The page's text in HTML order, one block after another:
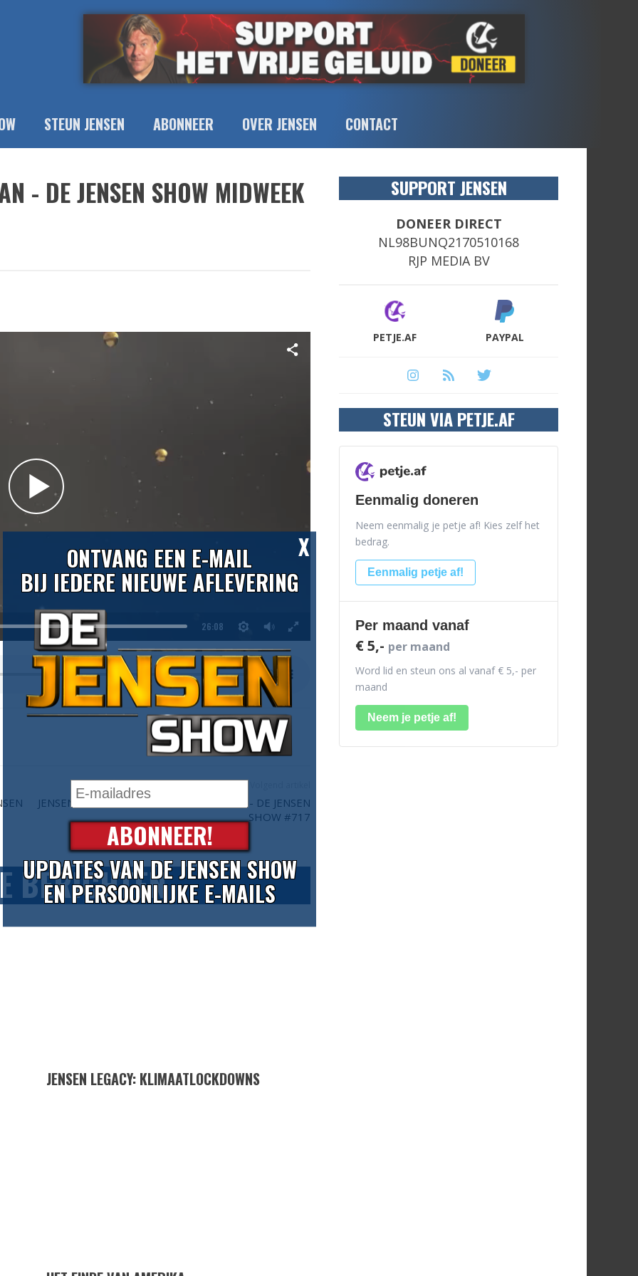
STEUN JENSEN ABONNEER OVER JENSEN CONTACT
- DE JENSEN SHOW MIDWEEK
26:08
JENSEN IN GESPREK MET TIM DOUWSMA - DE JENSEN
SHOW #717
BERICHTEN
JENSEN LEGACY: KLIMAATLOCKDOWNS
SUPPORT JENSEN
DONEER DIRECT
NL98BUNQ2170510168
RJP MEDIA BV
PETJE.AF PAYPAL
STEUN VIA PETJE.AF
Eenmalig doneren
Neem eenmalig je petje af! Kies zelf het
bedrag.
Eenmalig petje af!
Per maand vanaf
€ 5,- per maand
Word lid en steun ons al vanaf € 5,- per
maand
Neem je petje af!
X
ONTVANG EEN E-MAIL
BIJ IEDERE NIEUWE AFLEVERING
ABONNEER!
UPDATES VAN DE JENSEN SHOW
EN PERSOONLIJKE E-MAILS